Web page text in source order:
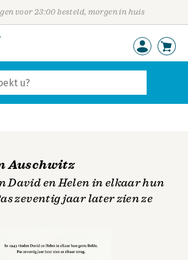
voor 23:00 besteld, morgen in huis
Auschwitz
David en Helen in elkaar hun
zeventig jaar later zien ze